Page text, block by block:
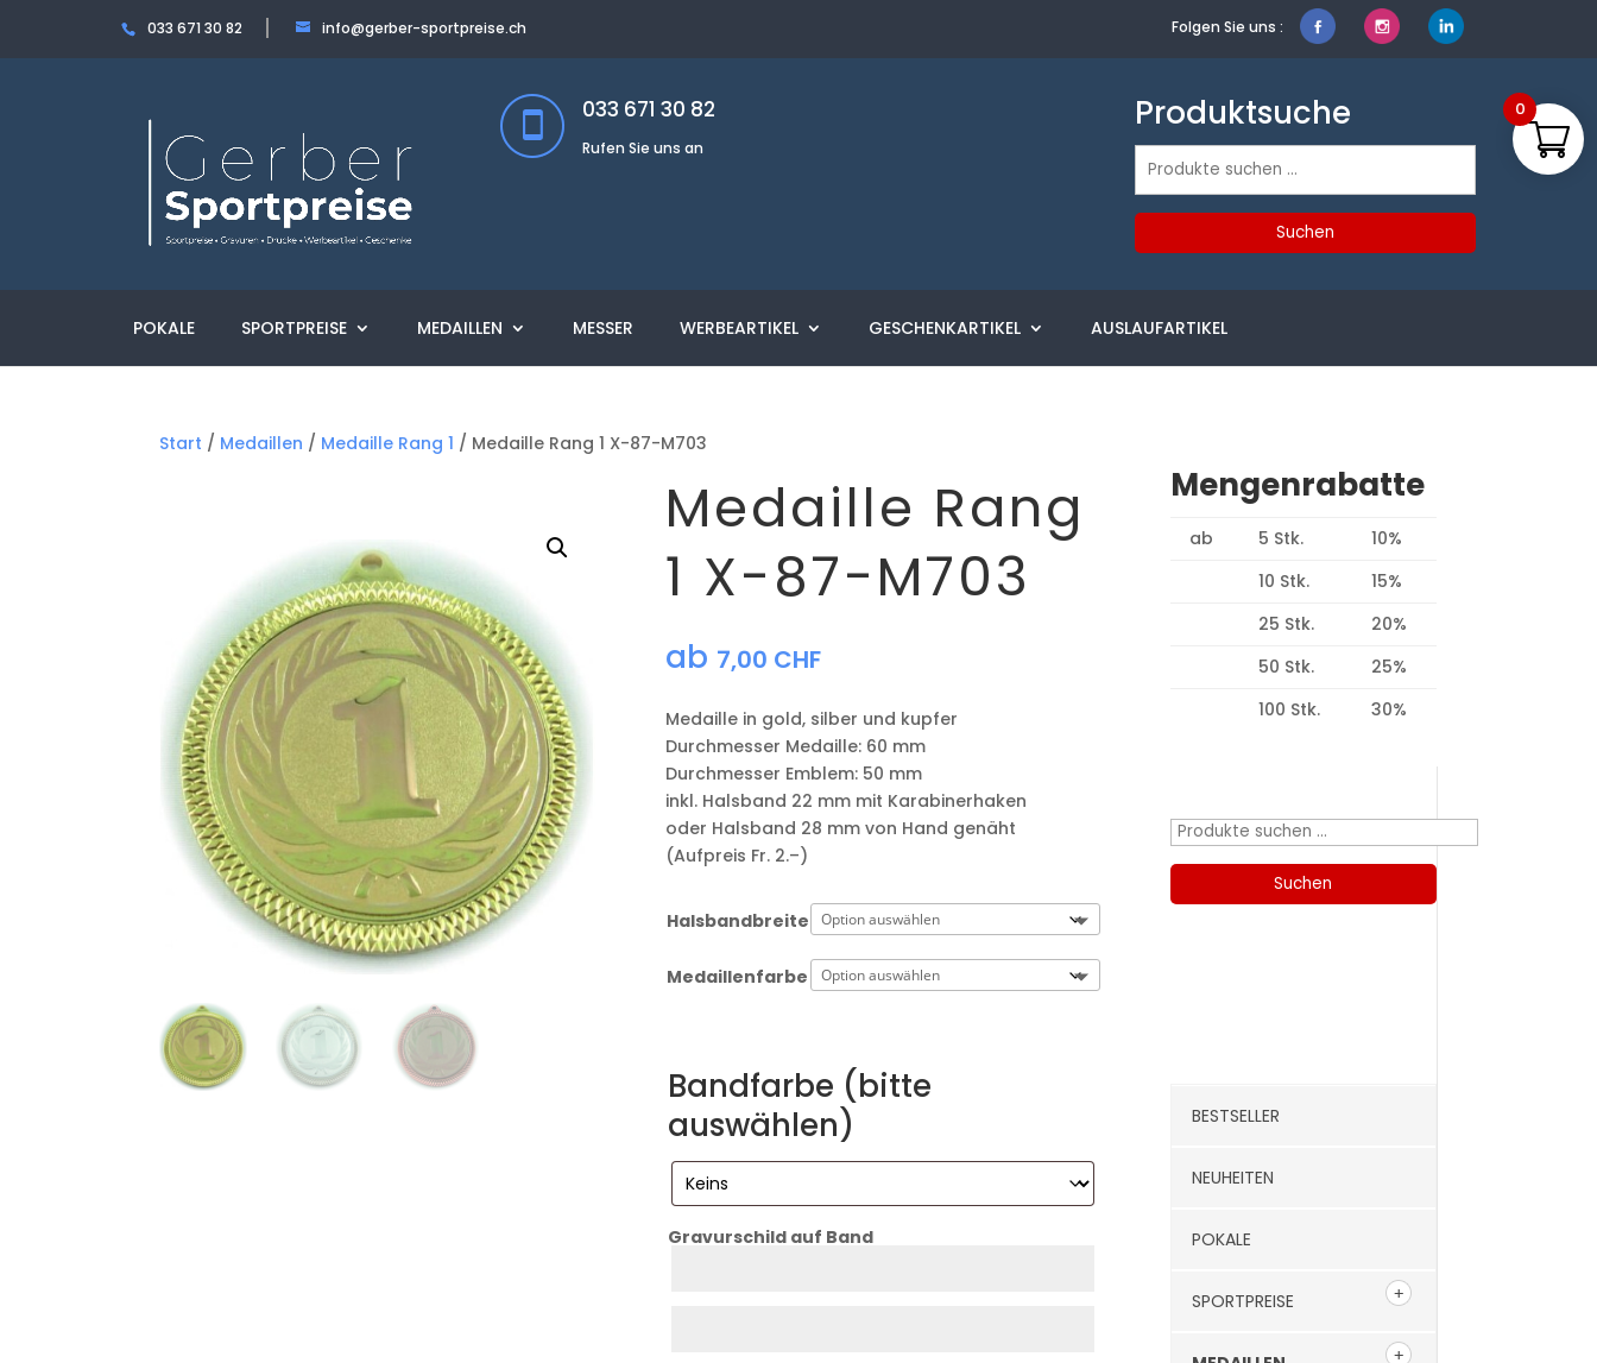
033 671 30 82 info@gerber-sportpreise.ch Folgen Sie uns :
033 671 30 82
Rufen Sie uns an
Produktsuche
Suchen
Suchen
POKALE SPORTPREISE MEDAILLEN MESSER WERBEARTIKEL GESCHENKARTIKEL AUSLAUFARTIKEL
Start / Medaillen / Medaille Rang 1 / Medaille Rang 1 X-87-M703
Medaille Rang
1 X-87-M703
ab 7,00 CHF
Medaille in gold, silber und kupfer
​Durchmesser Medaille: 60 mm
Durchmesser Emblem: 50 mm
​inkl. Halsband 22 mm mit Karabinerhaken
oder Halsband 28 mm von Hand genäht
(Aufpreis Fr. 2.–)
Halsbandbreite
Medaillenfarbe
Bandfarbe (bitte
auswählen)
Gravurschild auf Band
Mengenrabatte
ab 5 Stk.
10%
10 Stk.
15%
25 Stk.
20%
50 Stk.
25%
100 Stk.
30%
Suchen
Suchen
BESTSELLER
NEUHEITEN
POKALE
SPORTPREISE
0